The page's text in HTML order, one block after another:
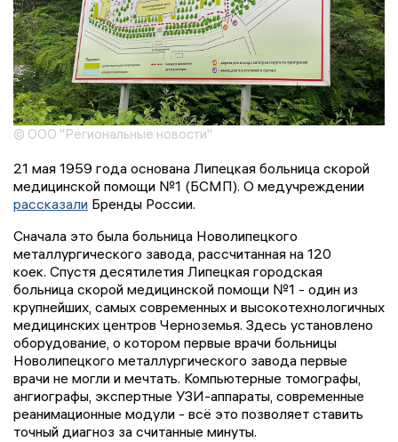
© ООО "Региональные новости"
21 мая 1959 года основана Липецкая больница скорой
медицинской помощи №1 (БСМП). О медучреждении
рассказали Бренды России.
Сначала это была больница Новолипецкого
металлургического завода, рассчитанная на 120
коек. Спустя десятилетия Липецкая городская
больница скорой медицинской помощи №1 - один из
крупнейших, самых современных и высокотехнологичных
медицинских центров Черноземья. Здесь установлено
оборудование, о котором первые врачи больницы
Новолипецкого металлургического завода первые
врачи не могли и мечтать. Компьютерные томографы,
ангиографы, экспертные УЗИ-аппараты, современные
реанимационные модули - всё это позволяет ставить
точный диагноз за считанные минуты.